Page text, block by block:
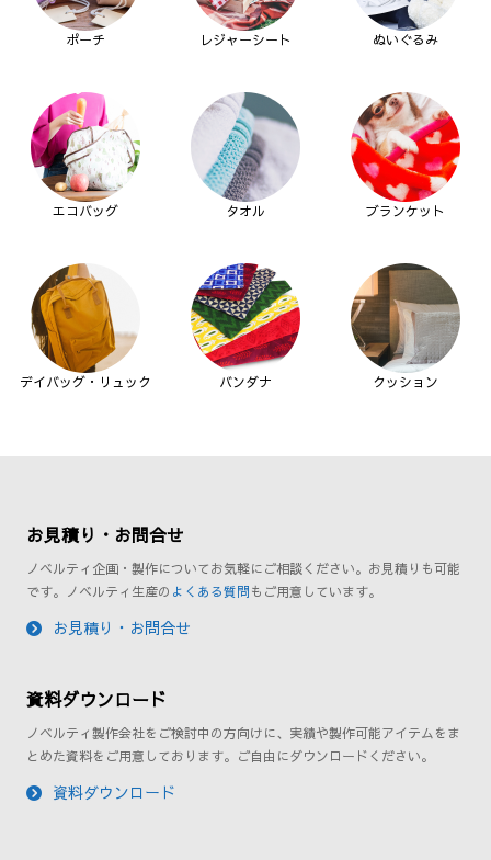
ポーチ レジャーシート ぬいぐるみ
エコバッグ タオル ブランケット
デイバッグ・リュック バンダナ クッション
お見積り・お問合せ
ノベルティ企画・製作についてお気軽にご相談ください。お見積りも可能
です。ノベルティ生産の よくある質問もご用意しています。
お見積り・お問合せ
資料ダウンロード
ノベルティ製作会社をご検討中の方向けに、実績や製作可能アイテムをま
とめた資料をご用意しております。ご自由にダウンロードください。
資料ダウンロード